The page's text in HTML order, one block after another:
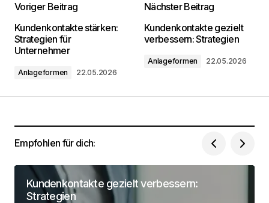
Deine E-Mail-Adresse wird nicht
veröffentlicht. Erforderliche Felder sind mit*
markiert
Kommentar*
Dein Name*
Deine Email Adresse*
Voriger Beitrag
Kundenkontakte stärken:
Strategien für
Unternehmer
Anlageformen 22.05.2026
Nächster Beitrag
Kundenkontakte gezielt
verbessern: Strategien
Anlageformen 22.05.2026
Empfohlen für dich:
Kundenkontakte gezielt verbessern:
Strategien